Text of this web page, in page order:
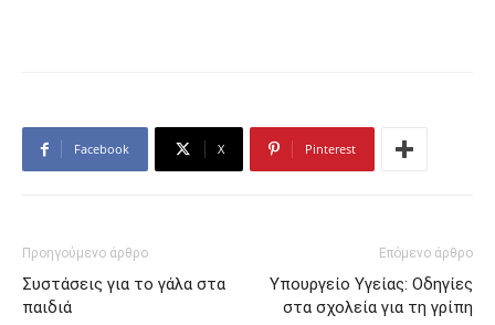
Facebook X Pinterest
Προηγούμενο άρθρο
Συστάσεις για το γάλα στα
παιδιά
Επόμενο άρθρο
Υπουργείο Υγείας: Οδηγίες
στα σχολεία για τη γρίπη